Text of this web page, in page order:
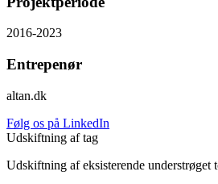
2016-2023
Entrepenør
altan.dk
Følg os på LinkedIn
Udskiftning af tag
Udskiftning af eksisterende